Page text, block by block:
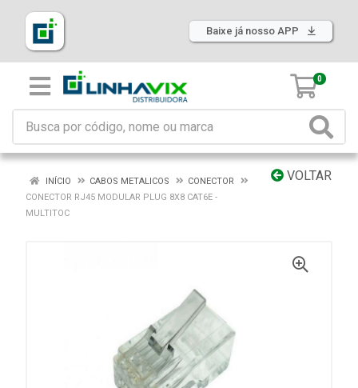
Baixe já nosso APP
0
VOLTAR
INÍCIO CABOS METALICOS
CONECTOR
CONECTOR RJ45 MODULAR PLUG 8X8 CAT6E -
MULTITOC